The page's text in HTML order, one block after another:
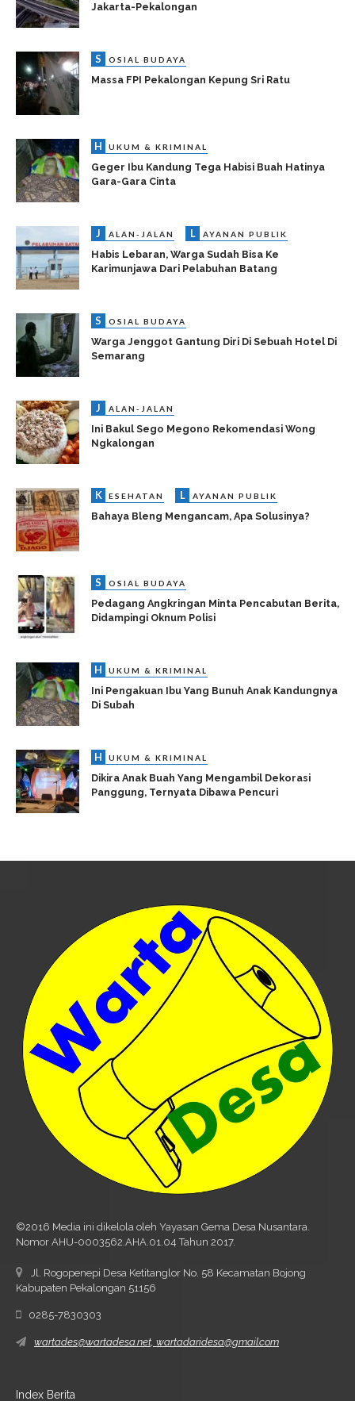
Jakarta-Pekalongan
S OSIAL BUDAYA
Massa FPI Pekalongan Kepung Sri Ratu
H UKUM & KRIMINAL
Geger Ibu Kandung Tega Habisi Buah Hatinya
Gara-Gara Cinta
J ALAN-JALAN L AYANAN PUBLIK
Habis Lebaran, Warga Sudah Bisa Ke
Karimunjawa Dari Pelabuhan Batang
S OSIAL BUDAYA
Warga Jenggot Gantung Diri Di Sebuah Hotel Di
Semarang
J ALAN-JALAN
Ini Bakul Sego Megono Rekomendasi Wong
Ngkalongan
K ESEHATAN L AYANAN PUBLIK
Bahaya Bleng Mengancam, Apa Solusinya?
S OSIAL BUDAYA
Pedagang Angkringan Minta Pencabutan Berita,
Didampingi Oknum Polisi
H UKUM & KRIMINAL
Ini Pengakuan Ibu Yang Bunuh Anak Kandungnya
Di Subah
H UKUM & KRIMINAL
Dikira Anak Buah Yang Mengambil Dekorasi
Panggung, Ternyata Dibawa Pencuri
©2016 Media ini dikelola oleh Yayasan Gema Desa Nusantara.
Nomor AHU-0003562.AHA.01.04 Tahun 2017.
Jl. Rogopenepi Desa Ketitanglor No. 58 Kecamatan Bojong
Kabupaten Pekalongan 51156
0285-7830303
wartades@wartadesa.net, wartadaridesa@gmail.com
Index Berita